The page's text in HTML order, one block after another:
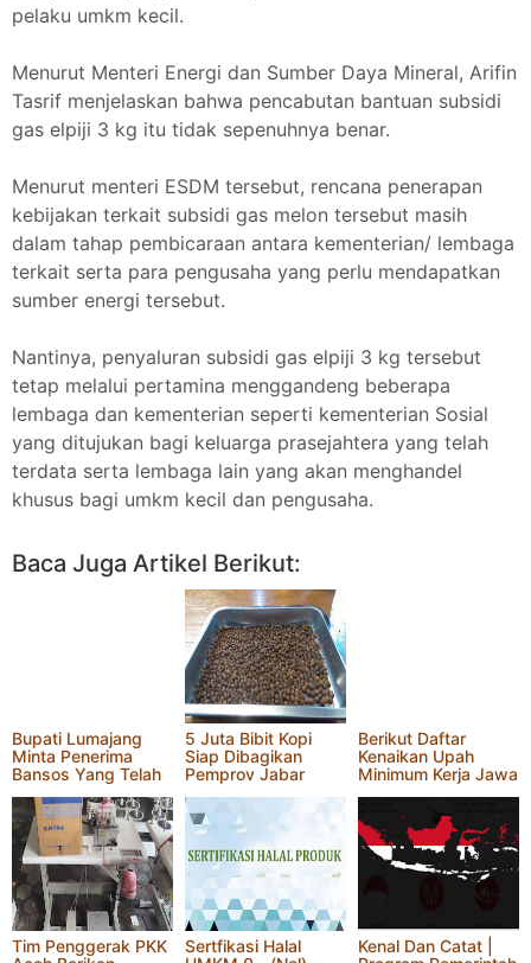
pelaku umkm kecil.
Menurut Menteri Energi dan Sumber Daya Mineral, Arifin
Tasrif menjelaskan bahwa pencabutan bantuan subsidi
gas elpiji 3 kg itu tidak sepenuhnya benar.
Menurut menteri ESDM tersebut, rencana penerapan
kebijakan terkait subsidi gas melon tersebut masih
dalam tahap pembicaraan antara kementerian/ lembaga
terkait serta para pengusaha yang perlu mendapatkan
sumber energi tersebut.
Nantinya, penyaluran subsidi gas elpiji 3 kg tersebut
tetap melalui pertamina menggandeng beberapa
lembaga dan kementerian seperti kementerian Sosial
yang ditujukan bagi keluarga prasejahtera yang telah
terdata serta lembaga lain yang akan menghandel
khusus bagi umkm kecil dan pengusaha.
Bagikan Ke Facebook Bagikan ke WhatsApp
Twitter Pinterest
Baca Juga Artikel Berikut:
Bupati Lumajang
Minta Penerima
Bansos Yang Telah
Mampu, Laporkan...
5 Juta Bibit Kopi
Siap Dibagikan
Pemprov Jabar
Berikut Daftar
Kenaikan Upah
Minimum Kerja Jawa
Timur Tahun 2022